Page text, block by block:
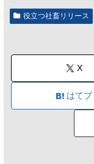
役立つ社畜リリース
X
はてブ